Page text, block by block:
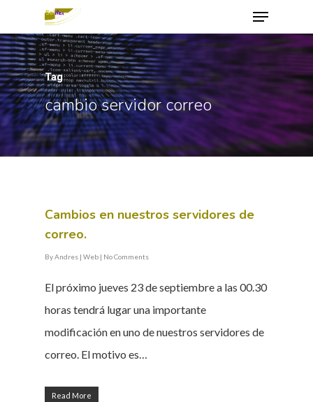
Hit enter to search or ESC to close
Tag
cambio servidor correo
Cambios en nuestros servidores de
correo.
ByAndres | Web | No Comments
El próximo jueves 23 de septiembre a las 00.30
horas tendrá lugar una importante
modificación en uno de nuestros servidores de
correo. El motivo es…
Read More